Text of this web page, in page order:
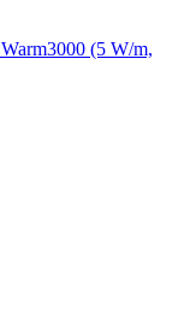
(5 W/m,